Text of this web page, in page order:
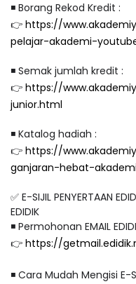
◾️ Borang Rekod Kredit :
👉 https://
pelajar-akademi-
◾️ Semak jumlah kredit :
👉 https://
junior.html
◾️ Katalog hadiah :
👉 https://
ganjaran-hebat-
✅ E-SIJIL PENYERTAAN
EDIDIK
◾️ Permohonan EMAIL
👉 https://
◾️ Cara Mudah Mengisi